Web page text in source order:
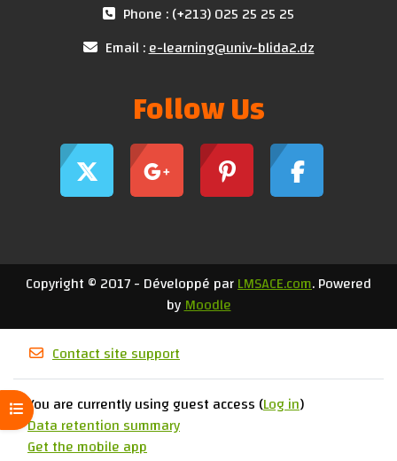
Open course index
Phone : (+213) 025 25 25 25
Email :e-learning@univ-blida2.dz
Follow Us
Copyright © 2017 - Développé parLMSACE.com. Powered
byMoodle
Contact site support
You are currently using guest access (Log in)
Data retention summary
Get the mobile app